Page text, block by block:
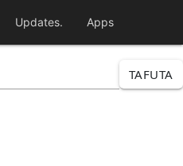
Updates. Apps
TAFUTA